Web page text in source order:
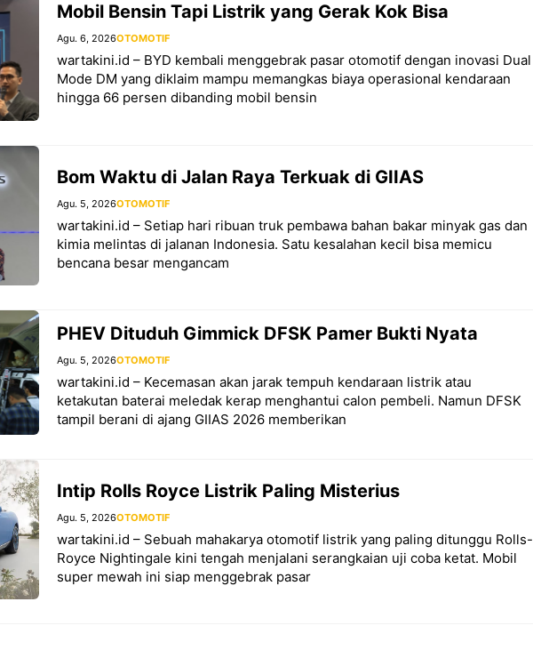
Mobil Bensin Tapi Listrik yang Gerak Kok Bisa
Agu. 6, 2026OTOMOTIF
wartakini.id – BYD kembali menggebrak pasar otomotif dengan inovasi Dual
Mode DM yang diklaim mampu memangkas biaya operasional kendaraan
hingga 66 persen dibanding mobil bensin
Bom Waktu di Jalan Raya Terkuak di GIIAS
Agu. 5, 2026OTOMOTIF
wartakini.id – Setiap hari ribuan truk pembawa bahan bakar minyak gas dan
kimia melintas di jalanan Indonesia. Satu kesalahan kecil bisa memicu
bencana besar mengancam
PHEV Dituduh Gimmick DFSK Pamer Bukti Nyata
Agu. 5, 2026OTOMOTIF
wartakini.id – Kecemasan akan jarak tempuh kendaraan listrik atau
ketakutan baterai meledak kerap menghantui calon pembeli. Namun DFSK
tampil berani di ajang GIIAS 2026 memberikan
Intip Rolls Royce Listrik Paling Misterius
Agu. 5, 2026OTOMOTIF
wartakini.id – Sebuah mahakarya otomotif listrik yang paling ditunggu Rolls-
Royce Nightingale kini tengah menjalani serangkaian uji coba ketat. Mobil
super mewah ini siap menggebrak pasar